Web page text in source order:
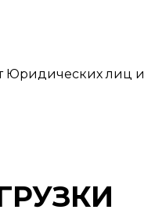
Юридических лиц и